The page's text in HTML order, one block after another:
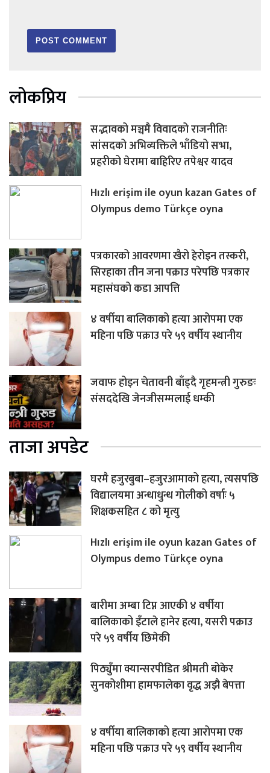
लोकप्रिय
सद्भावको मञ्चमै विवादको राजनीतिः
सांसदको अभिव्यक्तिले भाँडियो सभा,
प्रहरीको घेरामा बाहिरिए तपेश्वर यादव
Hızlı erişim ile oyun kazan Gates of
Olympus demo Türkçe oyna
पत्रकारको आवरणमा खैरो हेरोइन तस्करी,
सिरहाका तीन जना पक्राउ परेपछि पत्रकार
महासंघको कडा आपत्ति
४ वर्षीया बालिकाको हत्या आरोपमा एक
महिना पछि पक्राउ परे ५९ वर्षीय स्थानीय
जवाफ होइन चेतावनी बाँड्दै गृहमन्त्री गुरुङः
संसददेखि जेनजीसम्मलाई धम्की
ताजा अपडेट
घरमै हजुरबुबा–हजुरआमाको हत्या, त्यसपछि
विद्यालयमा अन्धाधुन्ध गोलीको वर्षाः ५
शिक्षकसहित ८ को मृत्यु
Hızlı erişim ile oyun kazan Gates of
Olympus demo Türkçe oyna
बारीमा अम्बा टिप्न आएकी ४ वर्षीया
बालिकाको इँटाले हानेर हत्या, यसरी पक्राउ
परे ५९ वर्षीय छिमेकी
पिठ्युँमा क्यान्सरपीडित श्रीमती बोकेर
सुनकोशीमा हामफालेका वृद्ध अझै बेपत्ता
४ वर्षीया बालिकाको हत्या आरोपमा एक
महिना पछि पक्राउ परे ५९ वर्षीय स्थानीय